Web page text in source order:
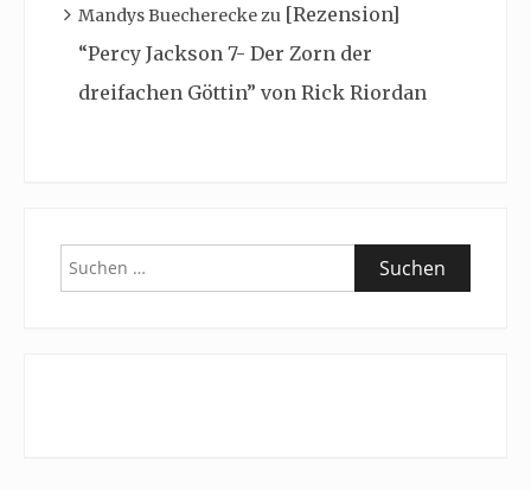
Mandys Buechereckezu [Rezension]
“Percy Jackson 7- Der Zorn der
dreifachen Göttin” von Rick Riordan
Suchen
nach: